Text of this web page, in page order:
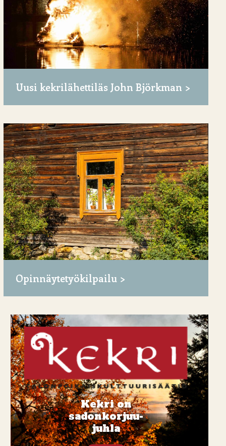
Uusi kekrilähettiläs John Björkman
Opinnäytetyökilpailu
Kekri on
sadonkorjuu-
juhla